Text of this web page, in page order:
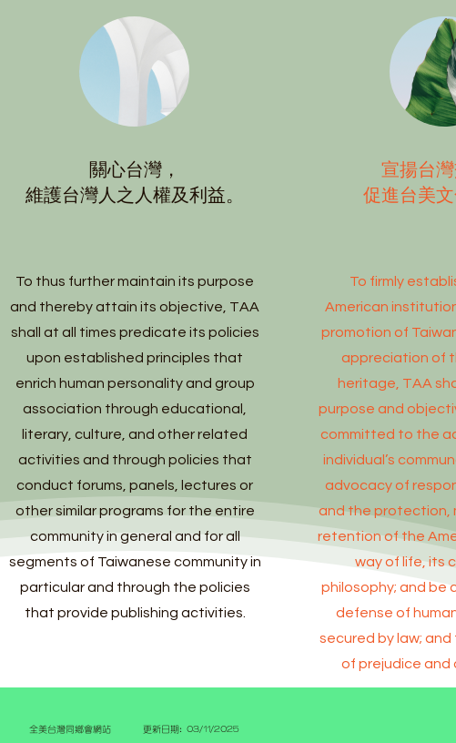
關心台灣，
維護台灣人之人權及利益。
To thus further maintain its purpose
and thereby attain its objective, TAA
shall at all times predicate its policies
upon established principles that
enrich human personality and group
association through educational,
literary, culture, and other related
activities and through policies that
conduct forums, panels, lectures or
other similar programs for the entire
community in general and for all
segments of Taiwanese community in
particular and through the policies
that provide publishing activities.
宣揚台灣
促進台美文
To firmly
American
promotion of
appreciation of
heritage, TAA
purpose and
committed to the
individual’s
advocacy of
and the protection,
retention of the
way of life, its
philosophy; and be
defense of
secured by law;
of prejudice and
全美台灣​同鄉會網站 更新日期: 03/11/2025